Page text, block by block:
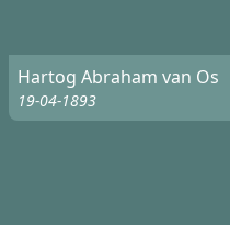
Hartog Abraham van Os
19-04-1893